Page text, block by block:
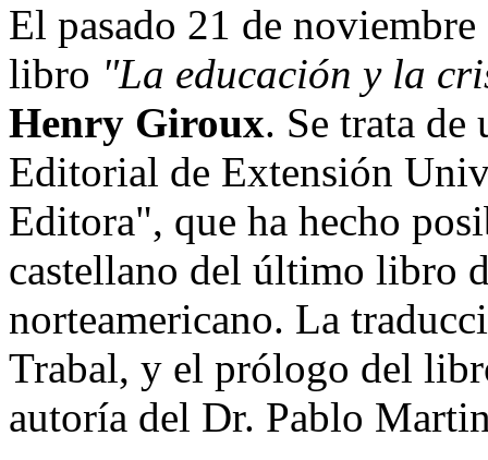
El pasado 21 de
libro "La educación y la
Henry Giroux. Se trata
Editorial de Extensión
Editora", que ha hecho
castellano del último libro
norteamericano. La
Trabal, y el prólogo del
autoría del Dr. Pablo